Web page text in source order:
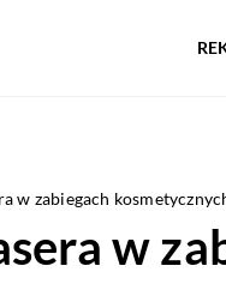
w zabiegach
w